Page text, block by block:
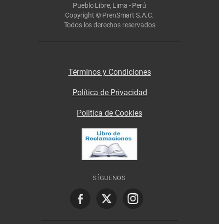
Pueblo Libre, Lima - Perú
Copyright © PrenSmart S.A.C.
Todos los derechos reservados
Términos y Condiciones
Política de Privacidad
Politica de Cookies
SÍGUENOS